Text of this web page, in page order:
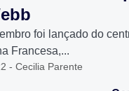
foi lançado do
Francesa,...
- Cecilia Parente